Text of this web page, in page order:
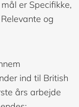
er Specifikke,
og
ind til British
års arbejde